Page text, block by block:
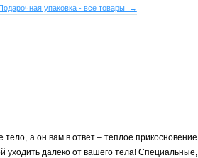
упаковка - все товары →
а он вам в ответ – теплое прикосновение
уходить далеко от вашего тела! Специальные,